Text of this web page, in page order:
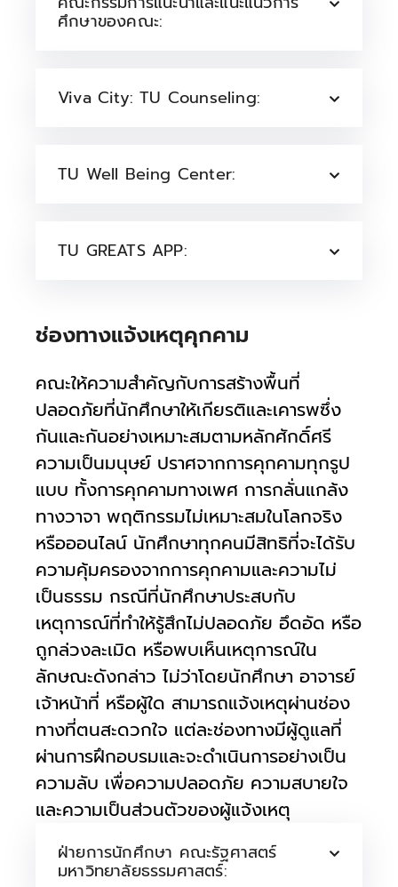
ศึกษาของคณะ:
Viva City: TU Counseling:
TU Well Being Center:
TU GREATS APP:
ช่องทางแจ้งเหตุคุกคาม
คณะให้ความสำคัญกับการสร้างพื้นที่
ปลอดภัยที่นักศึกษาให้เกียรติและเคารพซึ่ง
กันและกันอย่างเหมาะสมตามหลักศักดิ์ศรี
ความเป็นมนุษย์ ปราศจากการคุกคามทุกรูป
แบบ ทั้งการคุกคามทางเพศ การกลั่นแกล้ง
ทางวาจา พฤติกรรมไม่เหมาะสมในโลกจริง
หรือออนไลน์ นักศึกษาทุกคนมีสิทธิที่จะได้รับ
ความคุ้มครองจากการคุกคามและความไม่
เป็นธรรม กรณีที่นักศึกษาประสบกับ
เหตุการณ์ที่ทำให้รู้สึกไม่ปลอดภัย อึดอัด หรือ
ถูกล่วงละเมิด หรือพบเห็นเหตุการณ์ใน
ลักษณะดังกล่าว ไม่ว่าโดยนักศึกษา อาจารย์
เจ้าหน้าที่ หรือผู้ใด สามารถแจ้งเหตุผ่านช่อง
ทางที่ตนสะดวกใจ แต่ละช่องทางมีผู้ดูแลที่
ผ่านการฝึกอบรมและจะดำเนินการอย่างเป็น
ความลับ เพื่อความปลอดภัย ความสบายใจ
และความเป็นส่วนตัวของผู้แจ้งเหตุ
ฝ่ายการนักศึกษา คณะรัฐศาสตร์
มหาวิทยาลัยธรรมศาสตร์: